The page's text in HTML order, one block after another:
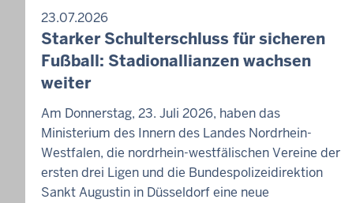
23.07.2026
Starker Schulterschluss für sicheren
Fußball: Stadionallianzen wachsen
weiter
Am Donnerstag, 23. Juli 2026, haben das
Ministerium des Innern des Landes Nordrhein-
Westfalen, die nordrhein-westfälischen Vereine der
ersten drei Ligen und die Bundespolizeidirektion
Sankt Augustin in Düsseldorf eine neue